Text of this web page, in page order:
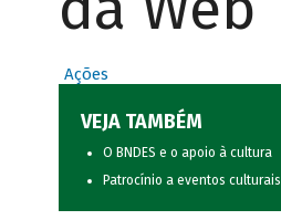
Ações
VEJA TAMBÉM
O BNDES e o apoio à cultura
Patrocínio a eventos culturais